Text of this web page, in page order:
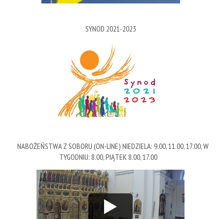
SYNOD 2021-2023
NABOŻEŃSTWA Z SOBORU (ON-LINE) NIEDZIELA: 9.00, 11.00, 17.00, W
TYGODNIU: 8.00, PIĄTEK 8.00, 17.00